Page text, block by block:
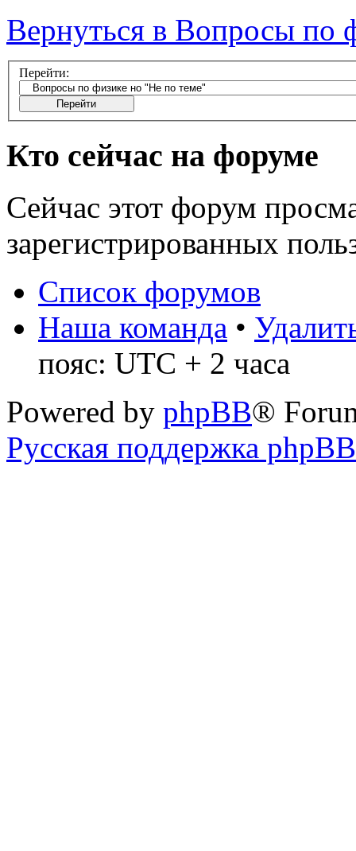
Вернуться в Вопросы по
Перейти:
Кто сейчас на форуме
Сейчас этот форум
зарегистрированных
Список форумов
Наша команда •
пояс: UTC + 2 часа
Powered by phpBB®
Русская поддержка phpBB